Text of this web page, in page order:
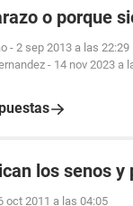
o porque
- 2 sep 2013 a las 22:29
- 14 nov 2023 a
los senos y
oct 2011 a las 04:05